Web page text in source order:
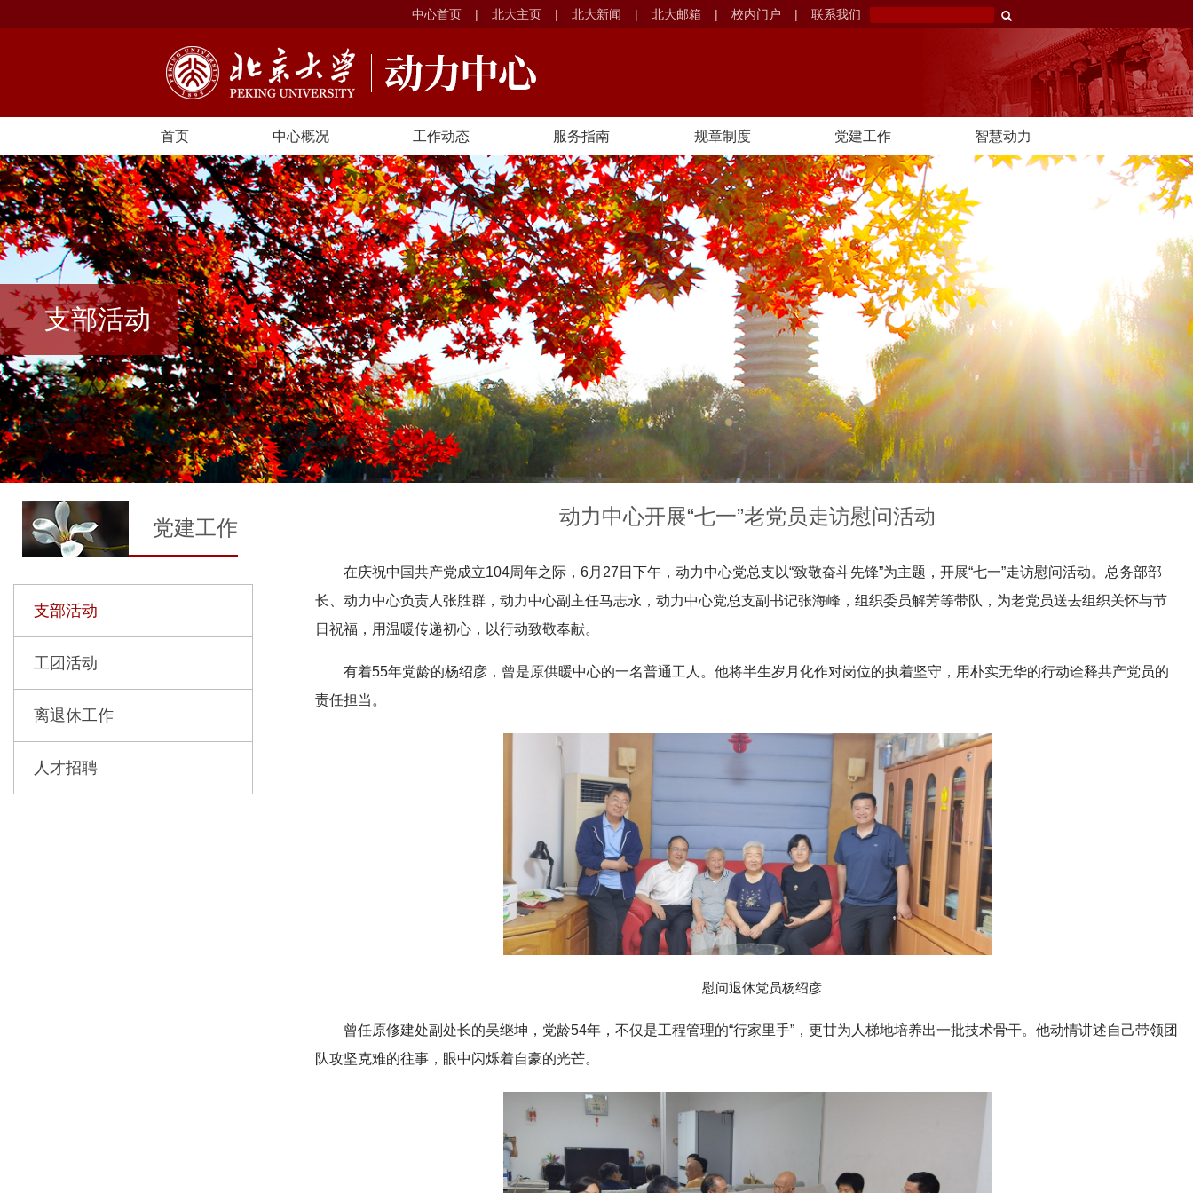
中心首页 | 北大主页 | 北大新闻 | 北大邮箱 | 校内门户 | 联系我们
首页 中心概况 工作动态 服务指南 规章制度 党建工作 智慧动力
支部活动
党建工作
支部活动
工团活动
离退休工作
人才招聘
动力中心开展“七一”老党员走访慰问活动
在庆祝中国共产党成立104周年之际 ，6月27日下午，动力中心党总支以“致敬奋斗先锋”为主题，开展“七一”走访慰问活动。总务部部
长、动力中心负责人张胜群，动力中心副主任马志永， 动力中心党总支副书记张海峰，组织委员解芳等带队，为老党员送去组织关怀与节
日祝福，用温暖传递初心，以行动致敬奉献。
有着55年党龄的杨绍彦，曾是原供暖中心的一名普通工人。他将半生岁月化作对岗位的执着坚守，用朴实无华的行动诠释共产党员的
责任担当。
慰问退休党员杨绍彦
曾任原修建处副处长的吴继坤，党龄54年，不仅是工程管理的“行家里手”，更甘为人梯地培养出一批技术骨干。他动情讲述自己带领团
队攻坚克难的往事，眼中闪烁着自豪的光芒。